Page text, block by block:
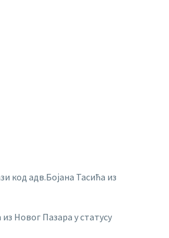
код адв.Бојана Тасића из
Новог Пазара у статусу